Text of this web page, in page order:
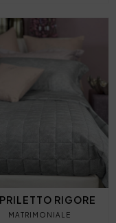
RIGORE
MATRIMONIALE